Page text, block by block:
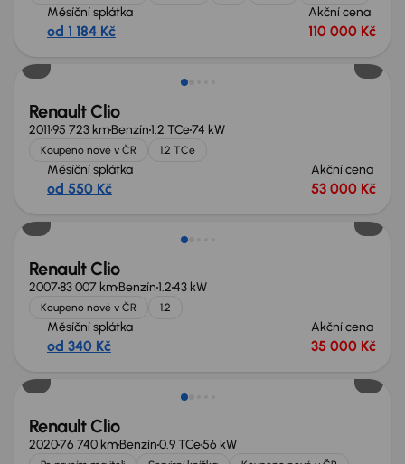
Měsíční splátka
od 1 184 Kč
Akční cena
110 000 Kč
Renault Clio
201195 723 kmBenzín1.2 TCe74 kW
Koupeno nové v ČR 1.2 TCe
Měsíční splátka
od 550 Kč
Akční cena
53 000 Kč
Renault Clio
200783 007 kmBenzín1.243 kW
Koupeno nové v ČR 1.2
Měsíční splátka
od 340 Kč
Akční cena
35 000 Kč
Renault Clio
202076 740 kmBenzín0.9 TCe56 kW